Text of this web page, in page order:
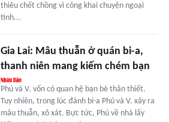
thiêu chết chồng vì công khai chuyện ngoại
tình...
Gia Lai: Mâu thuẫn ở quán bi-a,
thanh niên mang kiếm chém bạn
Phú và V. vốn có quan hệ bạn bè thân thiết.
Tuy nhiên, trong lúc đánh bi-a Phú và V. xảy ra
mâu thuẫn, xô xát. Bực tức, Phú về nhà lấy